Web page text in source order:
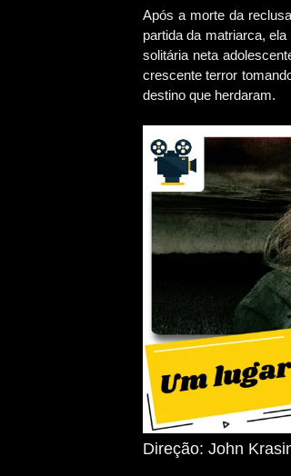
Após a morte da
partida da matriarca,
solitária neta
crescente terror
destino que herdaram.
Direção: John